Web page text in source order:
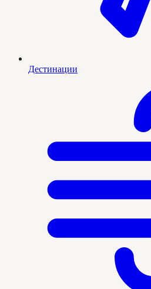
Дестинации